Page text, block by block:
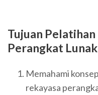
Tujuan Pelatihan
Perangkat Lunak
Memahami
rekayasa